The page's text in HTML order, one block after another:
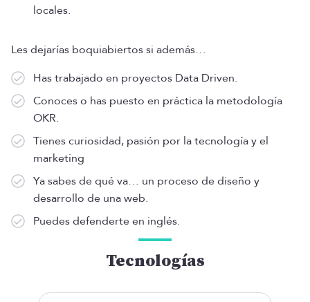
locales.
Les dejarías boquiabiertos si además…
Has trabajado en proyectos Data Driven.
Conoces o has puesto en práctica la metodología
OKR.
Tienes curiosidad, pasión por la tecnología y el
marketing
Ya sabes de qué va… un proceso de diseño y
desarrollo de una web.
Puedes defenderte en inglés.
Tecnologías